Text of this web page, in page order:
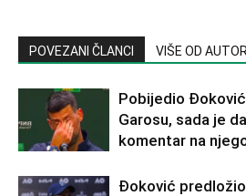
POVEZANI ČLANCI VIŠE OD
Pobijedio
Garosu, sada je
komentar na
Đoković